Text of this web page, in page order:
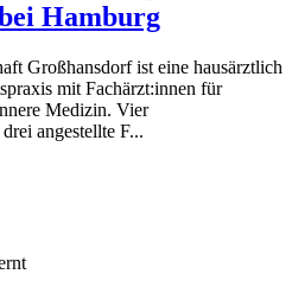
Hamburg
Großhansdorf ist eine hausärztlich
mit Fachärzt:innen für
Medizin. Vier
angestellte F...